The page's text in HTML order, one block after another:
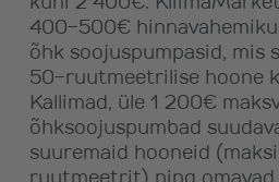
400-500€
õhk soojuspumpasid, mis
50-ruutmeetrilise hoone
Kallimad, üle 1 200€
õhksoojuspumbad
suuremaid hooneid
ruutmeetrit) ning omavad